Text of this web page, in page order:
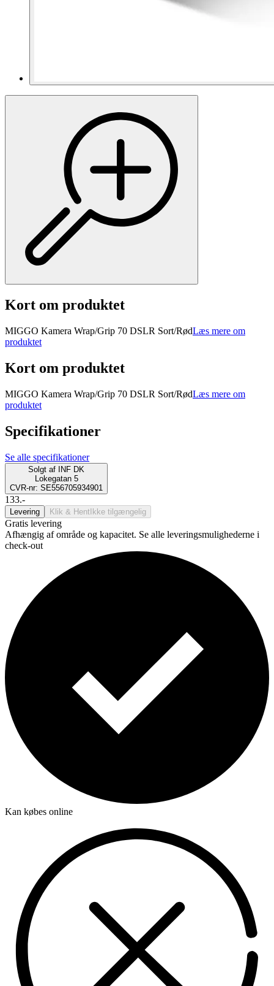
Kort om produktet
MIGGO Kamera Wrap/Grip 70 DSLR Sort/RødLæs mere om
produktet
Kort om produktet
MIGGO Kamera Wrap/Grip 70 DSLR Sort/RødLæs mere om
produktet
Specifikationer
Se alle specifikationer
Solgt af
INF DK
Lokegatan 5
CVR-nr: SE556705934901
133.-
Levering Klik & Hent Ikke tilgængelig
Gratis levering
Afhængig af område og kapacitet. Se alle leveringsmulighederne i
check-out
Kan købes online